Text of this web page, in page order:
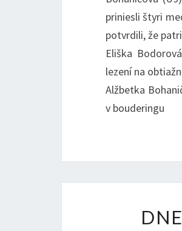
priniesli štyri
potvrdili, že
Eliška
lezení na
Alžbetka
v bouderingu